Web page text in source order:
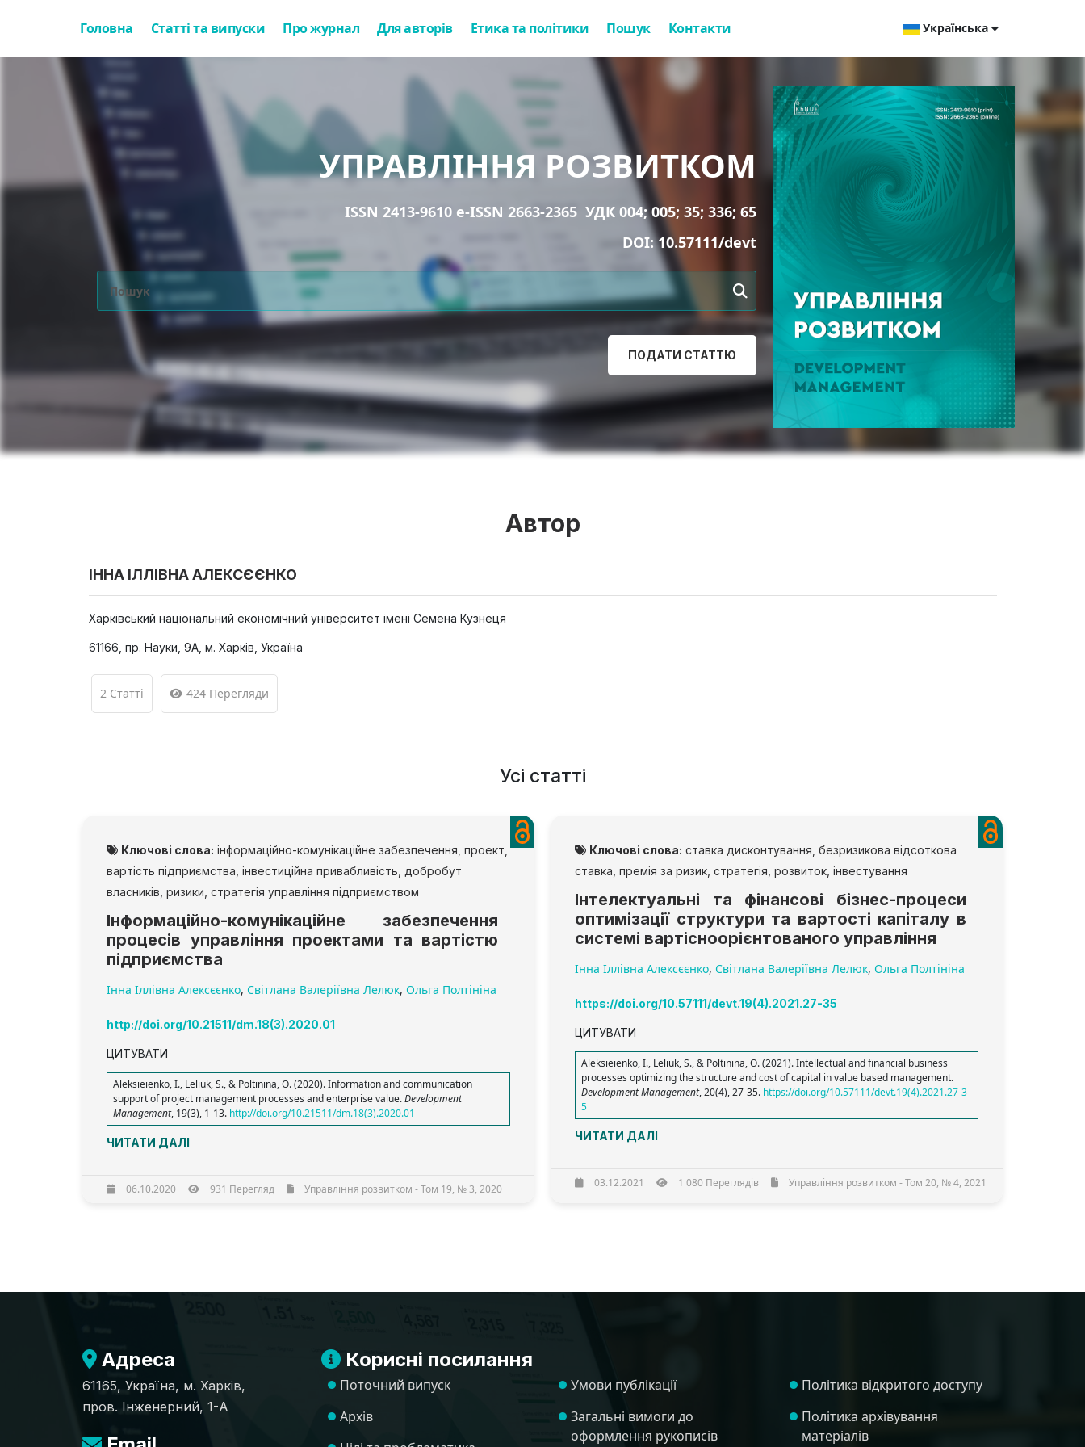
Головна Статті та випуски Про журнал Для авторів Етика та політики Пошук Контакти Українська
УПРАВЛІННЯ РОЗВИТКОМ
ISSN 2413-9610 e-ISSN 2663-2365 УДК 004; 005; 35; 336; 65
DOI:10.57111/devt
ПОДАТИ СТАТТЮ
Автор
ІННА ІЛЛІВНА АЛЕКСЄЄНКО
Харківський національний економічний університет імені Семена Кузнеця
61166, пр. Науки, 9А, м. Харків, Україна
2 Статті 424 Перегляди
Усі статті
Ключові слова: інформаційно-комунікаційне забезпечення, проект,
вартість підприємства, інвестиційна привабливість, добробут
власників, ризики, стратегія управління підприємством
Інформаційно-комунікаційне забезпечення
процесів управління проектами та вартістю
підприємства
Інна Іллівна Алексєєнко, Світлана Валеріївна Лелюк, Ольга Полтініна
http://doi.org/10.21511/dm.18(3).2020.01
ЦИТУВАТИ
Aleksieienko, I., Leliuk, S., & Poltinina, O. (2020). Information and communication
support of project management processes and enterprise value.Development
Management, 19(3), 1-13. http://doi.org/10.21511/dm.18(3).2020.01
ЧИТАТИ ДАЛІ
06.10.2020 931 Перегляд Управління розвитком - Том 19, № 3, 2020
Ключові слова: ставка дисконтування, безризикова відсоткова
ставка, премія за ризик, стратегія, розвиток, інвестування
Інтелектуальні та фінансові бізнес-процеси
оптимізації структури та вартості капіталу в
системі вартісноорієнтованого управління
Інна Іллівна Алексєєнко, Світлана Валеріївна Лелюк, Ольга Полтініна
https://doi.org/10.57111/devt.19(4).2021.27-35
ЦИТУВАТИ
Aleksieienko, I., Leliuk, S., & Poltinina, O. (2021). Intellectual and financial business
processes optimizing the structure and cost of capital in value based management.
Development Management, 20(4), 27-35. https://doi.org/10.57111/devt.19(4).2021.27-3
5
ЧИТАТИ ДАЛІ
03.12.2021 1 080 Переглядів Управління розвитком - Том 20, № 4, 2021
Адреса
61165, Україна, м. Харків,
пров. Інженерний, 1-А
Корисні посилання
Поточний випуск
Архів
Умови публікації
Загальні вимоги до
оформлення рукописів
Політика відкритого доступу
Політика архівування
матеріалів